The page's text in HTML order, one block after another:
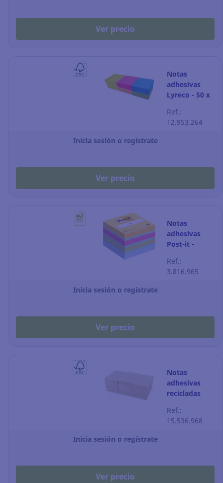
Ver precio
Notas
adhesivas
Lyreco - 50 x
summer - 12
blocks
Ref.:
12.953.264
Inicia sesión o regístrate
Ver precio
Notas
adhesivas
Post-it -
colores
surtidos -
Ref.:
3.816.965
Inicia sesión o regístrate
Ver precio
Notas
adhesivas
recicladas
51 mm -
amarillo - 12
Ref.:
15.536.968
Inicia sesión o regístrate
Ver precio